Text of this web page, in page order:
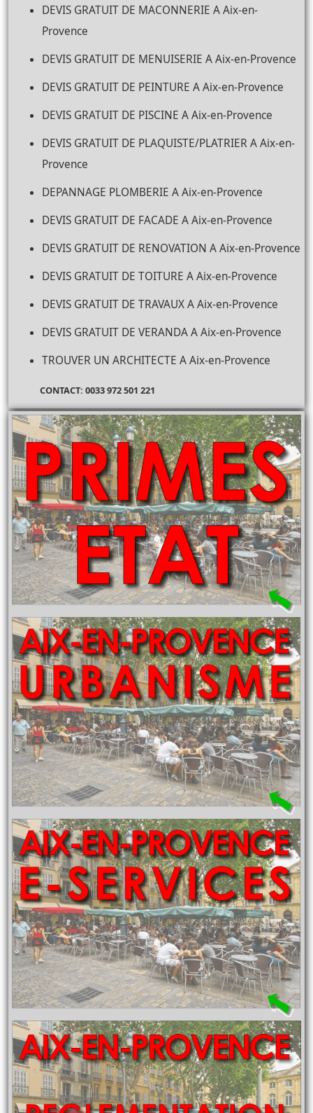
DEVIS GRATUIT DE MACONNERIE A Aix-en-
Provence
DEVIS GRATUIT DE MENUISERIE A Aix-en-Provence
DEVIS GRATUIT DE PEINTURE A Aix-en-Provence
DEVIS GRATUIT DE PISCINE A Aix-en-Provence
DEVIS GRATUIT DE PLAQUISTE/PLATRIER A Aix-en-
Provence
DEPANNAGE PLOMBERIE A Aix-en-Provence
DEVIS GRATUIT DE FACADE A Aix-en-Provence
DEVIS GRATUIT DE RENOVATION A Aix-en-Provence
DEVIS GRATUIT DE TOITURE A Aix-en-Provence
DEVIS GRATUIT DE TRAVAUX A Aix-en-Provence
DEVIS GRATUIT DE VERANDA A Aix-en-Provence
TROUVER UN ARCHITECTE A Aix-en-Provence
CONTACT: 0033 972 501 221